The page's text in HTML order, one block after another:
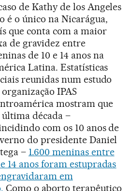
de Kathy de los Angeles
é o único na Nicarágua,
que conta com a maior
de gravidez entre
de 10 e 14 anos na
Latina. Estatísticas
reunidas num estudo
IPAS
mostram que
última década –
com os 10 anos de
do presidente Daniel
– 1.600 meninas entre
14 anos foram estupradas
em
Como o aborto terapêutico